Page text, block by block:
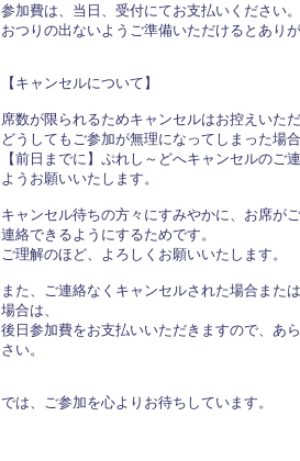
参加費は、当日、受付にてお支払いください。
おつりの出ないようご準備いただけるとあり
【キャンセルについて】
席数が限られるためキャンセルはお控えいた
どうしてもご参加が無理になってしまった場
【前日までに】ぷれし～どへキャンセルのご
ようお願いいたします。
キャンセル待ちの方々にすみやかに、お席が
連絡できるようにするためです。
ご理解のほど、よろしくお願いいたします。
また、ご連絡なくキャンセルされた場合また
場合は、
後日参加費をお支払いいただきますので、あ
さい。
では、ご参加を心よりお待ちしています。